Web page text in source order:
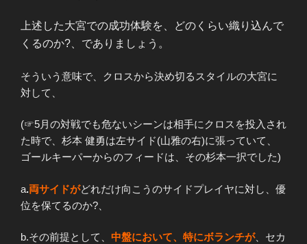
上述した大宮での成功体験を、
どのくらい織り込んで
くるのか?、でありましょう。
そういう意味で、クロスから決め切るスタイルの大宮に
対して、
(☞5月の対戦でも危ないシーンは相手にクロスを投入され
た時で、杉本 健勇は左サイド(山雅の右)に張っていて、
ゴールキーパーからのフィードは、その杉本一択でした)
a.両サイドがどれだけ向こうのサイドプレイヤに対し、優
位を保てるのか?、
b.その前提として、 中盤において、特にボランチが、セカ